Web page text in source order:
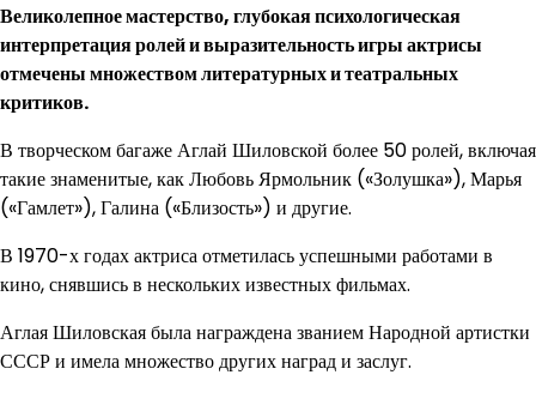
Великолепное мастерство, глубокая психологическая
интерпретация ролей и выразительность игры актрисы
отмечены множеством литературных и театральных
критиков.
В творческом багаже Аглай Шиловской более 50 ролей, включая
такие знаменитые, как Любовь Ярмольник («Золушка»), Марья
(«Гамлет»), Галина («Близость») и другие.
В 1970-х годах актриса отметилась успешными работами в
кино, снявшись в нескольких известных фильмах.
Аглая Шиловская была награждена званием Народной артистки
СССР и имела множество других наград и заслуг.